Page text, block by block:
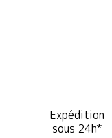
Expédition
sous 24h*